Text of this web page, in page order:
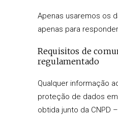
Apenas usaremos os
apenas para
Requisitos de
regulamentado
Qualquer informação
proteção de dados
obtida junto da CNPD